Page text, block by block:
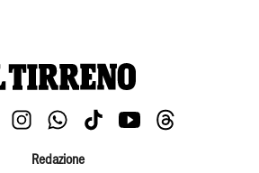
Redazione